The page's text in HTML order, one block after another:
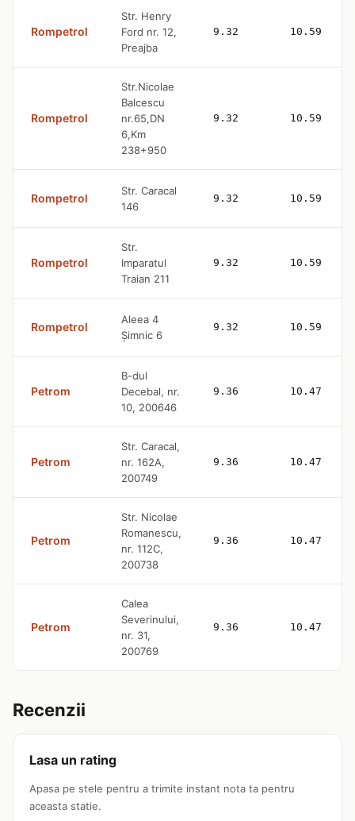
Rompetrol
Str. Henry
Ford nr. 12,
Preajba
9.32 10.59
Rompetrol
Str.Nicolae
Balcescu
nr.65,DN
6,Km
238+950
9.32 10.59
Rompetrol
Str. Caracal
146
9.32 10.59
Rompetrol
Str.
Imparatul
Traian 211
9.32 10.59
Rompetrol
Aleea 4
Șimnic 6
9.32 10.59
Petrom
B-dul
Decebal, nr.
10, 200646
9.36 10.47
Petrom
Str. Caracal,
nr. 162A,
200749
9.36 10.47
Petrom
Str. Nicolae
Romanescu,
nr. 112C,
200738
9.36 10.47
Petrom
Calea
Severinului,
nr. 31,
200769
9.36 10.47
Recenzii
Lasa un rating
Apasa pe stele pentru a trimite instant nota ta pentru
aceasta statie.